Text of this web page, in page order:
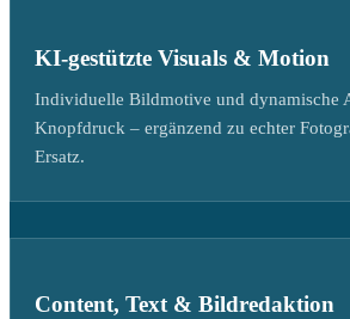
KI-gestützte Visuals & Motion
Individuelle Bildmotive und dynamische
Knopfdruck – ergänzend zu echter
Ersatz.
Content, Text & Bildredaktion